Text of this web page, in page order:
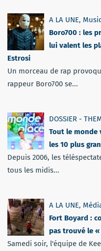
A LA UNE,
Boro700 : les
lui valent les
Estrosi
Un morceau de rap
rappeur Boro700 se...
DOSSIER -
Tout le monde
les 10 plus
Depuis 2006, les
tous les midis...
A LA UNE,
Fort Boyard :
pas trouvé le
Samedi soir, l'équipe de